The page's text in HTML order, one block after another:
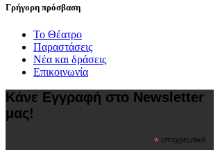
Γρήγορη πρόσβαση
Το Θέατρο
Παραστάσεις
Νέα και δράσεις
Επικοινωνία
Κάνε Εγγραφή στο Newsletter
μας!
* υποχρεωτικό